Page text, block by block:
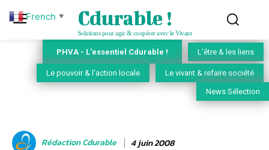
Cdurable !
Solutions pour agir & coopérer avec le Vivant
PHVA - L'essentiel Cdurable ! L'être & les liens
Le pouvoir & l'action locale Le vivant & refaire société
News Sélection
Rédaction Cdurable 4 juin 2008
French ▼